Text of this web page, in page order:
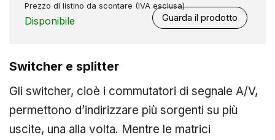
Prezzo di listino da scontare (IVA esclusa)
Disponibile Guarda il prodotto
Switcher e splitter
Gli switcher, cioè i commutatori di segnale A/V,
permettono d’indirizzare più sorgenti su più
uscite, una alla volta. Mentre le matrici